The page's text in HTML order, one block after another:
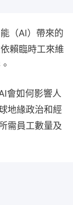
（AI）帶來的
賴臨時工來維
會如何影響人
地緣政治和經
需員工數量及